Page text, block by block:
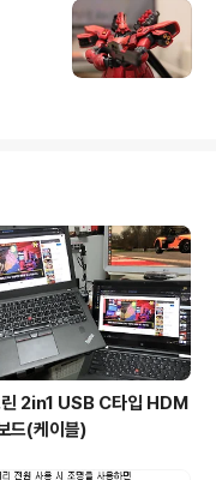
2in1 USB C타입 HDM
드(케이블)